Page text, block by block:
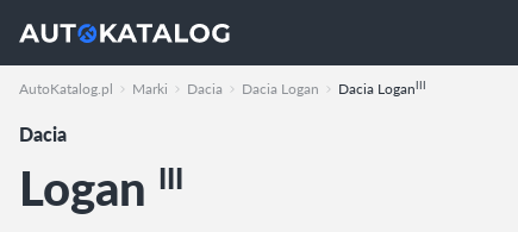
AutoKatalog.pl Marki Dacia Dacia Logan Dacia LoganIII
Dacia
Logan III